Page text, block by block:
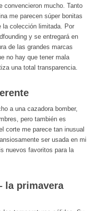
convencieron mucho. Tanto
me parecen súper bonitas
la colección limitada. Por
y se entregará en
de las grandes marcas
no hay que tener mala
una total transparencia.
a una cazadora bomber,
pero también es
corte me parece tan inusual
ser usada en mi
nuevos favoritos para la
la primavera